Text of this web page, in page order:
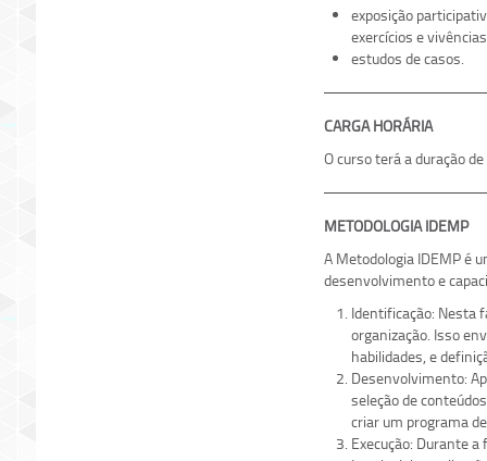
exposição
exercícios e
estudos de casos.
CARGA
O curso terá a duração
METODOLOGIA IDEMP
A Metodologia IDEMP é
desenvolvimento e
Identificação: Nesta
organização. Isso
habilidades, e
Desenvolvimento:
seleção de
criar um programa
Execução: Durante